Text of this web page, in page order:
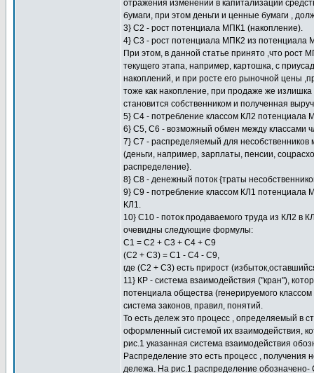
отражения изменений в капитализации
бумаги, при этом деньги и ценные бумаги ,
3} С2 - рост потенциала МПК1 (накопление).
4} С3 - рост потенциала МПК2 из потенциала
При этом, в данной статье принято ,что рост
текущего этапа, например, картошка, с
накоплений, и при росте его рыночной цены
тоже как накопление, при продаже же излишка
становится собственником и полученная
5} С4 - потребление классом КЛ2 потенциала
6} С5, С6 - возможный обмен между классами
7} С7 - распределяемый для
(деньги, например, зарплаты, пенсии,
распределение}.
8} С8 - денежный поток {траты
9} С9 - потребление классом КЛ1 потенциала
КЛ1.
10} С10 - поток продаваемого труда из КЛ2 в
очевидны следующие формулы:
С1 = С2 + С3 + С4 + С9
(С2 + С3) = С1 - С4 - С9,
где (С2 + С3) есть прирост
11} КР - система взаимодействия ("кран"),
потенциала общества (генерируемого
система законов, правил, понятий.
То есть дележ это процесс , определяемый в
оформленный системой их взаимодействия,
рис.1 указанная система взаимодействия
Распределение это есть процесс ,
дележа. На рис.1 распределение обозначено-